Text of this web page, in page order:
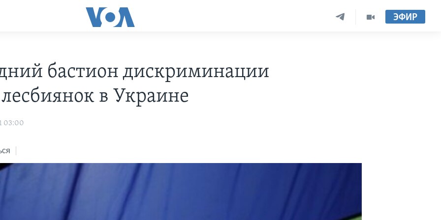
ЭФИР
бастион дискриминации
лесбиянок в Украине
03:00